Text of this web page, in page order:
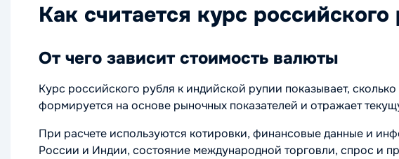
Как считается курс
От чего зависит стоимость валюты
Курс российского рубля к индийской рупии показывает,
формируется на основе рыночных показателей и отражает
При расчете используются котировки, финансовые данные и
России и Индии, состояние международной торговли, спрос и